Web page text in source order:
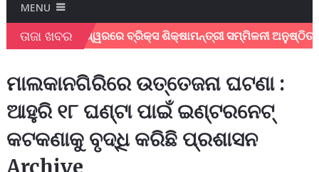
MENU
ତାଜା ଖବର
ଭୁବନେଶ୍ୱରରେ ବ୍ରିକ୍ସ ଶିକ୍ଷାମନ୍ତ୍ରୀ ସମ୍ମିଳନୀ ଅନୁଷ୍ଠିତ;
ମାଲକାନଗିରିରେ ଉତ୍ତେଜନା ଘଟଣା :
ଆହୁରି ୧୮ ଘଣ୍ଟା ପାଇଁ ଇଣ୍ଟରନେଟ୍
କଟକଣାକୁ ବୃଦ୍ଧି କରିଛି ପ୍ରଶାସନ